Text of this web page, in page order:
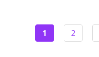
Bieżąca
strona
1 Strona
2